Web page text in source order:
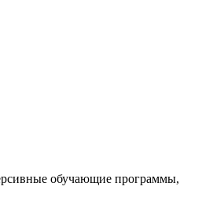
обучающие программы,